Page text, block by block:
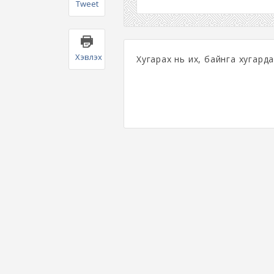
Tweet
Хэвлэх Хугарах нь их, байнга